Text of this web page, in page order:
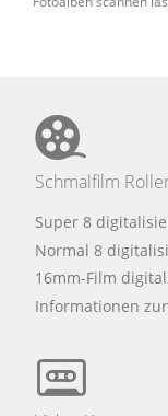
Schmalfilm
Super 8
Normal 8
16mm-Film
Informationen